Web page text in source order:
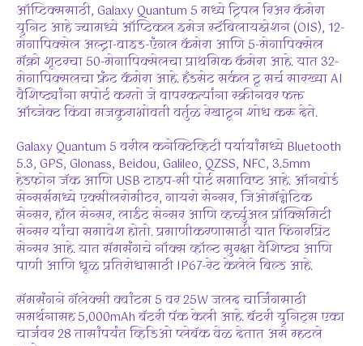
ऑप्टिक्ससाठी, Galaxy Quantum 5 मध्ये ट्रिपल रिअर कॅमेरा
युनिट आहे ज्यामध्ये ऑप्टिकल इमेज स्टॅबिलायझेशन (OIS), 12-
मेगापिक्सेल अल्ट्रा-वाइड-एंगल कॅमेरा आणि 5-मेगापिक्सेल
मॅक्रो शूटरचा 50-मेगापिक्सेलचा प्राथमिक कॅमेरा आहे. यात 32-
मेगापिक्सलचा फ्रंट कॅमेरा आहे. हँडसेट सर्कल टू सर्च सारख्या AI
वैशिष्ट्यांना सपोर्ट करतो जे वापरकर्त्यांना स्क्रीनवर फक्त
ऑब्जेक्ट किंवा मजकुराभोवती वर्तुळ रेखाटून शोध करू देते.
Galaxy Quantum 5 वरील कनेक्टिव्हिटी पर्यायांमध्ये Bluetooth
5.3, GPS, Glonass, Beidou, Galileo, QZSS, NFC, 3.5mm
हेडफोन जॅक आणि USB टाइप-सी पोर्ट समाविष्ट आहे. ऑनबोर्ड
सेन्सर्समध्ये एक्सीलरोमीटर, गायरो सेन्सर, जिओमॅग्नेटिक
सेन्सर, हॉल सेन्सर, लाईट सेन्सर आणि व्हर्च्युअल प्रॉक्सिमिटी
सेन्सर यांचा समावेश होतो. प्रमाणीकरणासाठी यात फिंगरप्रिंट
सेन्सर आहे. यात सॅमसंगचे नॉक्स व्हॉल्ट सुरक्षा वैशिष्ट्य आणि
पाणी आणि धूळ प्रतिरोधासाठी IP67-रेट केलेले बिल्ड आहे.
सॅमसंगने गॅलेक्सी क्वांटम 5 वर 25W जलद चार्जिंगसाठी
समर्थनासह 5,000mAh बॅटरी पॅक केली आहे. बॅटरी युनिट्स एका
चार्जवर 28 तासांपर्यंत व्हिडिओ प्लेबॅक वेळ देतात असे म्हटले